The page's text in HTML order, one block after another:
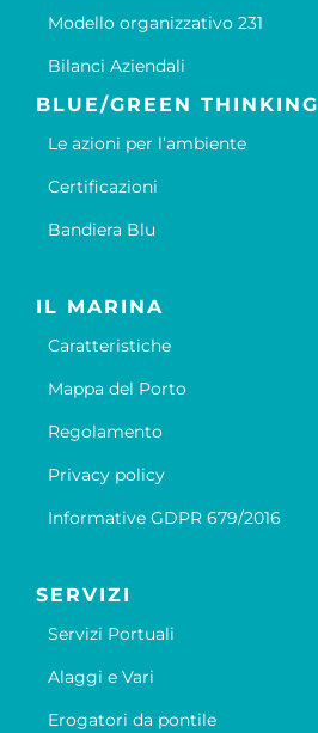
Modello organizzativo 231
Bilanci Aziendali
BLUE/GREEN THINKING
Le azioni per l’ambiente
Certificazioni
Bandiera Blu
IL MARINA
Caratteristiche
Mappa del Porto
Regolamento
Privacy policy
Informative GDPR 679/2016
SERVIZI
Servizi Portuali
Alaggi e Vari
Erogatori da pontile